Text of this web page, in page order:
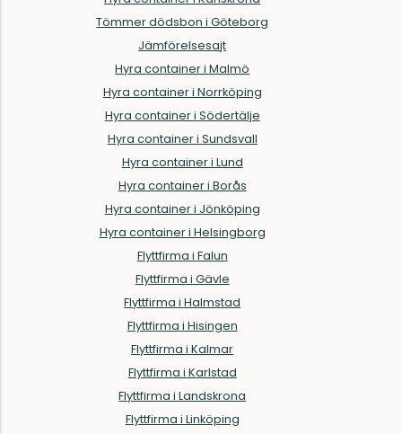
Tömmer dödsbon i Göteborg
Jämförelsesajt
Hyra container i Malmö
Hyra container i Norrköping
Hyra container i Södertälje
Hyra container i Sundsvall
Hyra container i Lund
Hyra container i Borås
Hyra container i Jönköping
Hyra container i Helsingborg
Flyttfirma i Falun
Flyttfirma i Gävle
Flyttfirma i Halmstad
Flyttfirma i Hisingen
Flyttfirma i Kalmar
Flyttfirma i Karlstad
Flyttfirma i Landskrona
Flyttfirma i Linköping